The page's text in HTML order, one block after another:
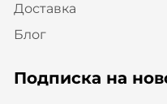
Доставка
Блог
Подписка на